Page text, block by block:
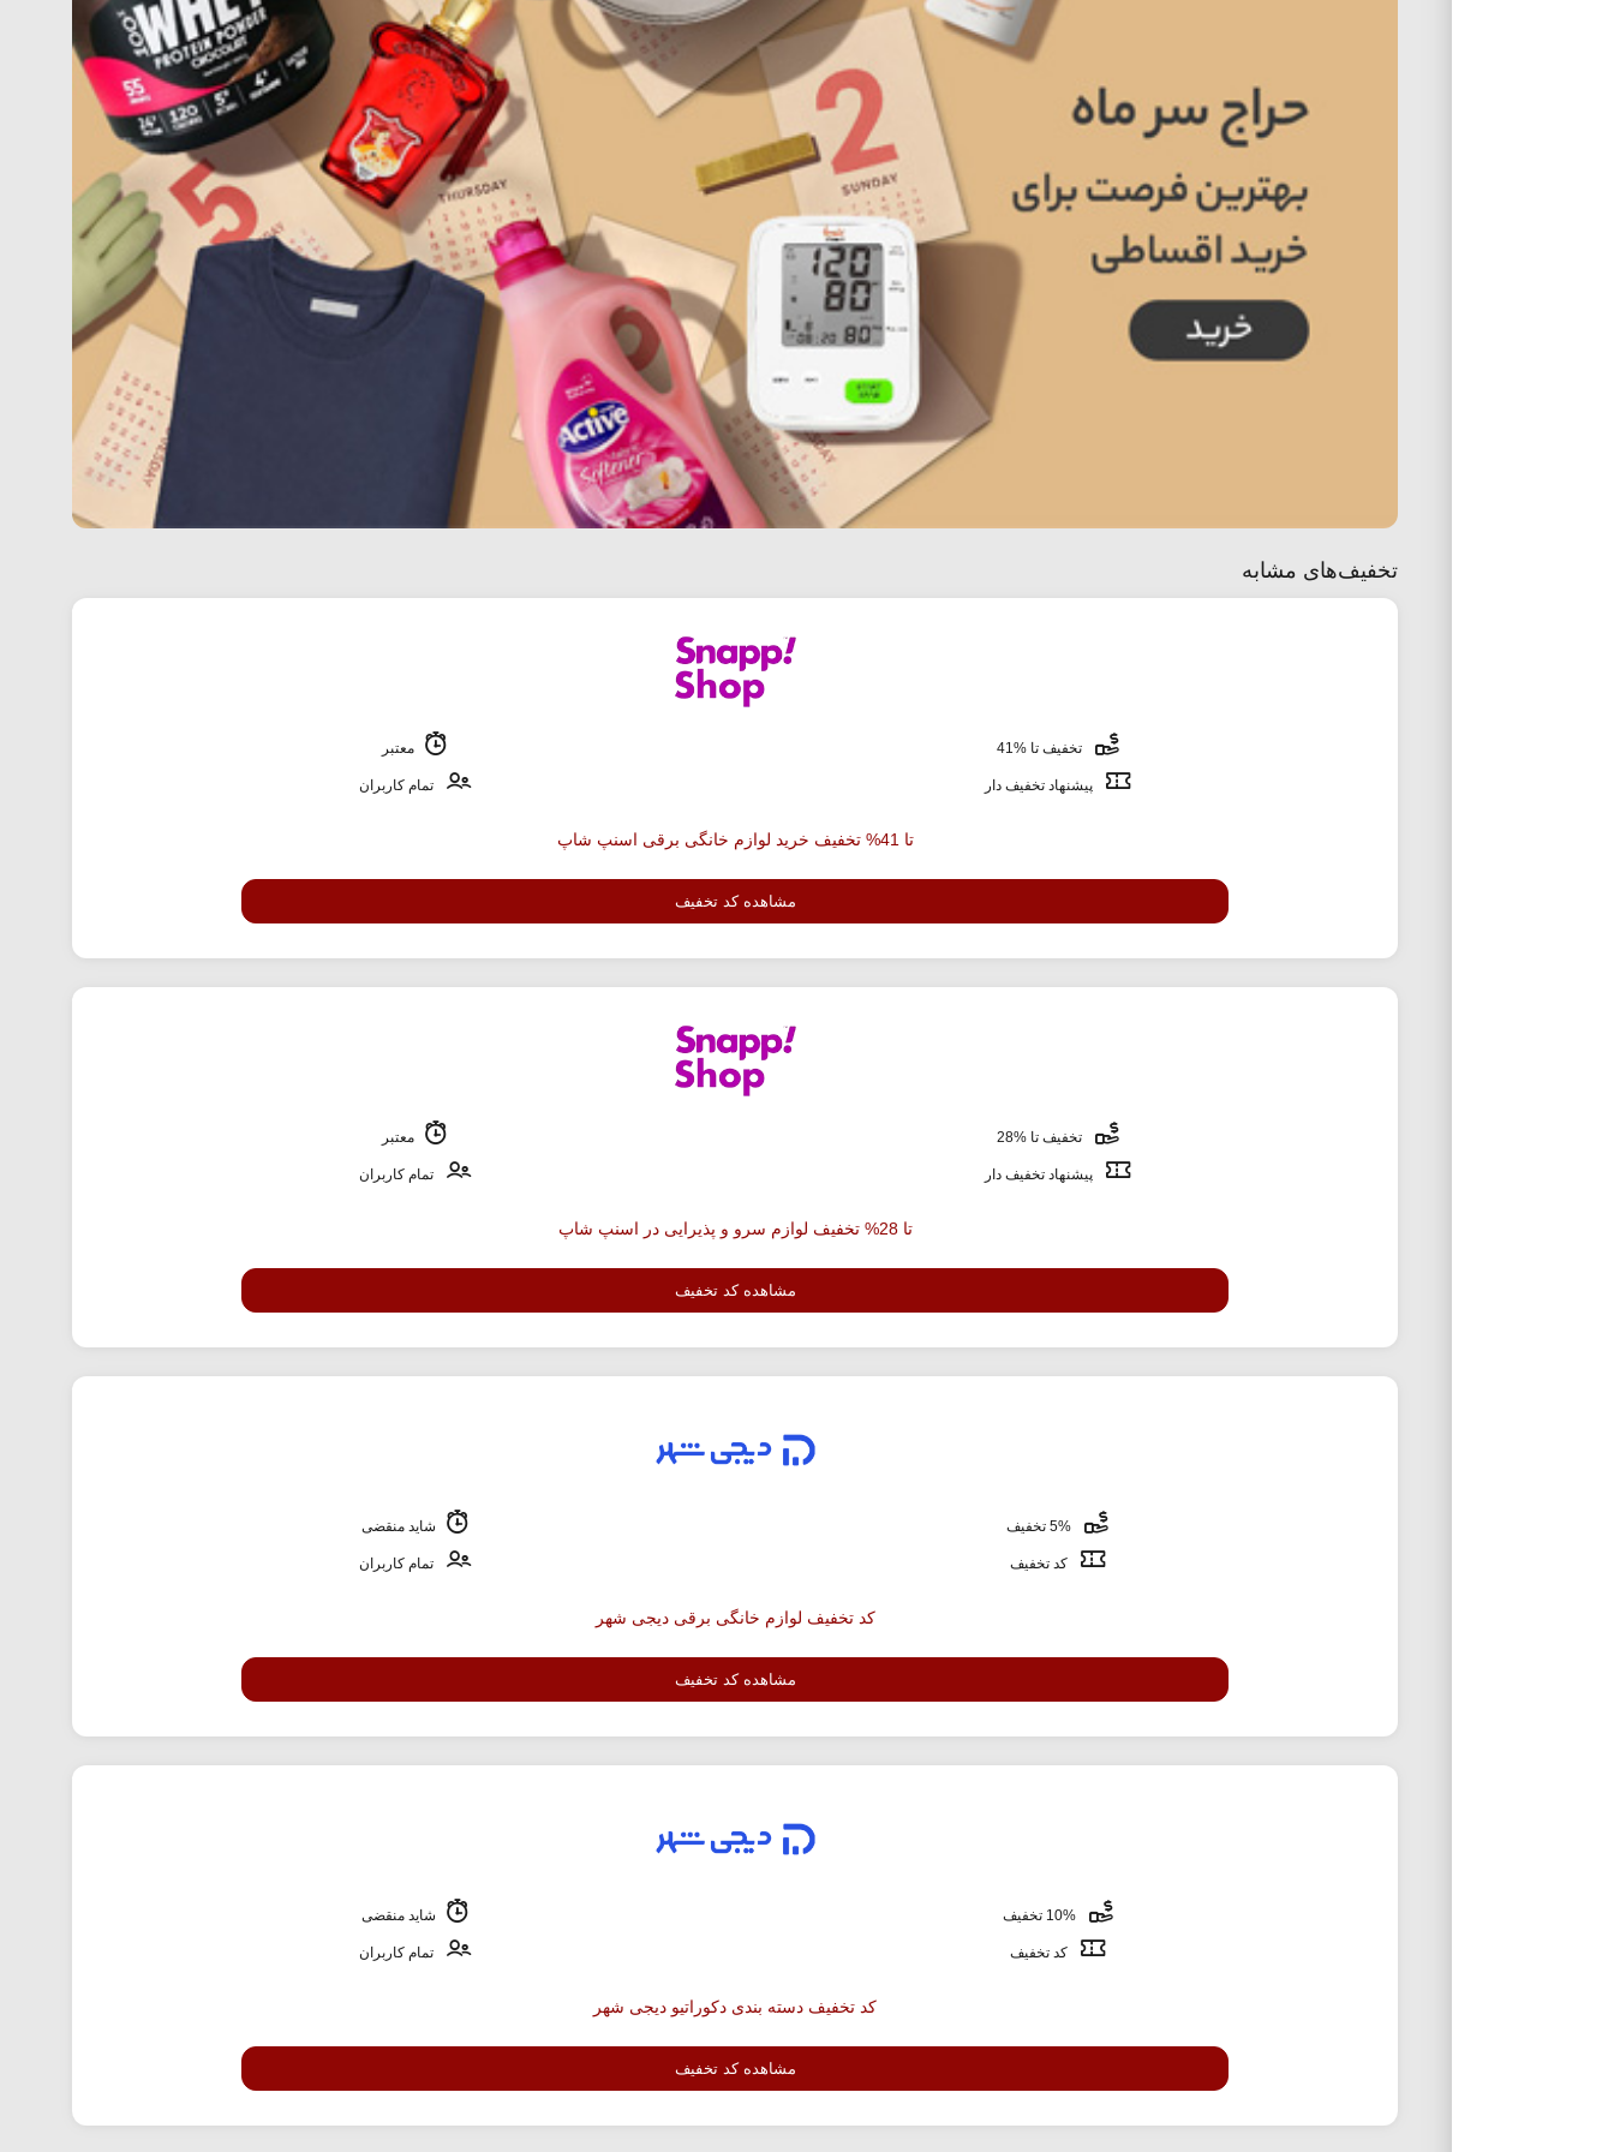
تخفیف‌های مشابه
تخفیف تا %41 معتبر
پیشنهاد تخفیف دار تمام کاربران
تا 41% تخفیف خرید لوازم خانگی برقی اسنپ شاپ
مشاهده کد تخفیف
تخفیف تا %28 معتبر
پیشنهاد تخفیف دار تمام کاربران
تا 28% تخفیف لوازم سرو و پذیرایی در اسنپ شاپ
مشاهده کد تخفیف
شاید منقضی
کد تخفیف تمام کاربران
کد تخفیف لوازم خانگی برقی دیجی شهر
مشاهده کد تخفیف
10% تخفیف شاید منقضی
کد تخفیف تمام کاربران
کد تخفیف دسته بندی دکوراتیو دیجی شهر
مشاهده کد تخفیف